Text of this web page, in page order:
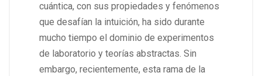
cuántica, con sus propiedades y fenómenos
que desafían la intuición, ha sido durante
mucho tiempo el dominio de experimentos
de laboratorio y teorías abstractas. Sin
embargo, recientemente, esta rama de la